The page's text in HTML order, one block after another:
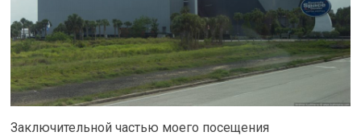
Заключительной частью моего посещения